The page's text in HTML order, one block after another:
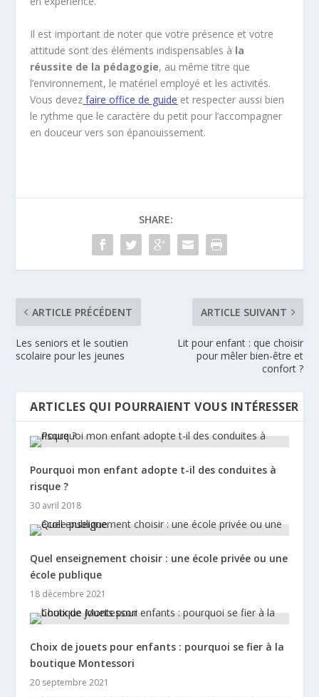
Il est important de noter que votre présence et votre
attitude sont des éléments indispensables à la
réussite de la pédagogie, au même titre que
l’environnement, le matériel employé et les activités.
Vous devez faire office de guide et respecter aussi bien
le rythme que le caractère du petit pour l’accompagner
en douceur vers son épanouissement.
SHARE:
ARTICLE PRÉCÉDENT
Les seniors et le soutien
scolaire pour les jeunes
ARTICLE SUIVANT
Lit pour enfant : que choisir
pour mêler bien-être et
confort ?
ARTICLES QUI POURRAIENT VOUS INTÉRESSER
Pourquoi mon enfant adopte t-il des conduites à
risque ?
30 avril 2018
Quel enseignement choisir : une école privée ou une
école publique
18 décembre 2021
Choix de jouets pour enfants : pourquoi se fier à la
boutique Montessori
20 septembre 2021